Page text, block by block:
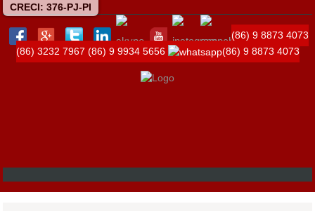
CRECI: 376-PJ-PI
(86) 9 8873 4073
(86) 3232 7967 (86) 9 9934 5656 (86) 9 8873 4073